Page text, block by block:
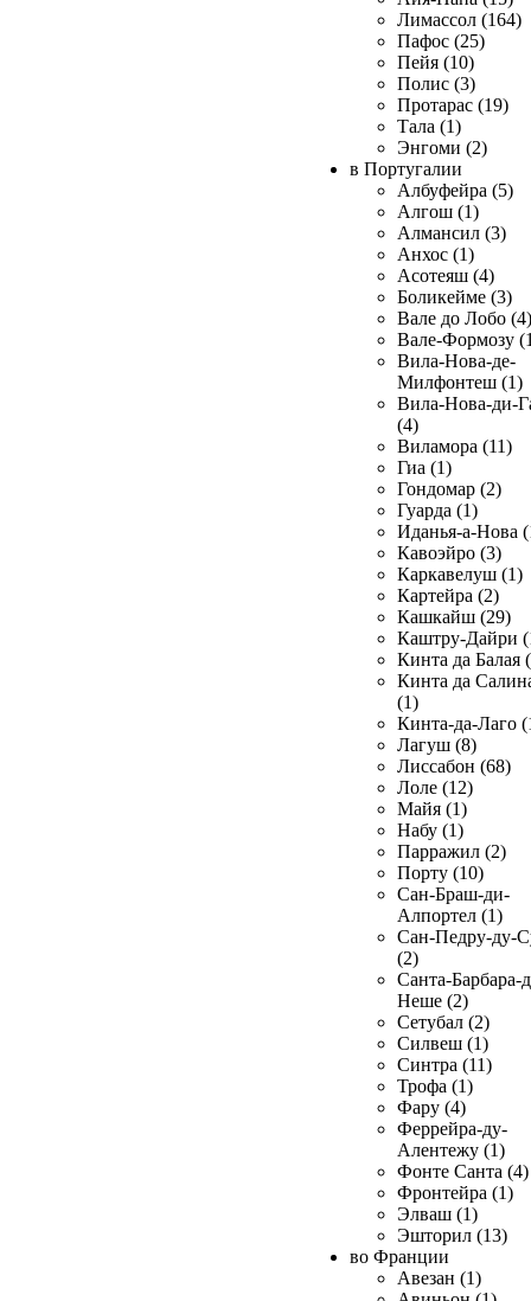
Лимассол (164)
Пафос (25)
Пейя (10)
Полис (3)
Протарас (19)
Тала (1)
Энгоми (2)
в Португалии
Албуфейра (5)
Алгош (1)
Алмансил (3)
Анхос (1)
Асотеяш (4)
Боликейме (3)
Вале до Лобо (4)
Вале-Формозу
Вила-Нова-де-
Милфонтеш (1)
Вила-Нова-ди-
(4)
Виламора (11)
Гиа (1)
Гондомар (2)
Гуарда (1)
Иданья-а-Нова
Кавоэйро (3)
Каркавелуш (1)
Картейра (2)
Кашкайш (29)
Каштру-Дайри
Кинта да Балая
Кинта да
(1)
Кинта-да-Лаго
Лагуш (8)
Лиссабон (68)
Лоле (12)
Майя (1)
Набу (1)
Парражил (2)
Порту (10)
Сан-Браш-ди-
Алпортел (1)
Сан-Педру-ду-
(2)
Санта-Барбара-
Неше (2)
Сетубал (2)
Силвеш (1)
Синтра (11)
Трофа (1)
Фару (4)
Феррейра-ду-
Алентежу (1)
Фонте Санта (4)
Фронтейра (1)
Элваш (1)
Эшторил (13)
во Франции
Авезан (1)